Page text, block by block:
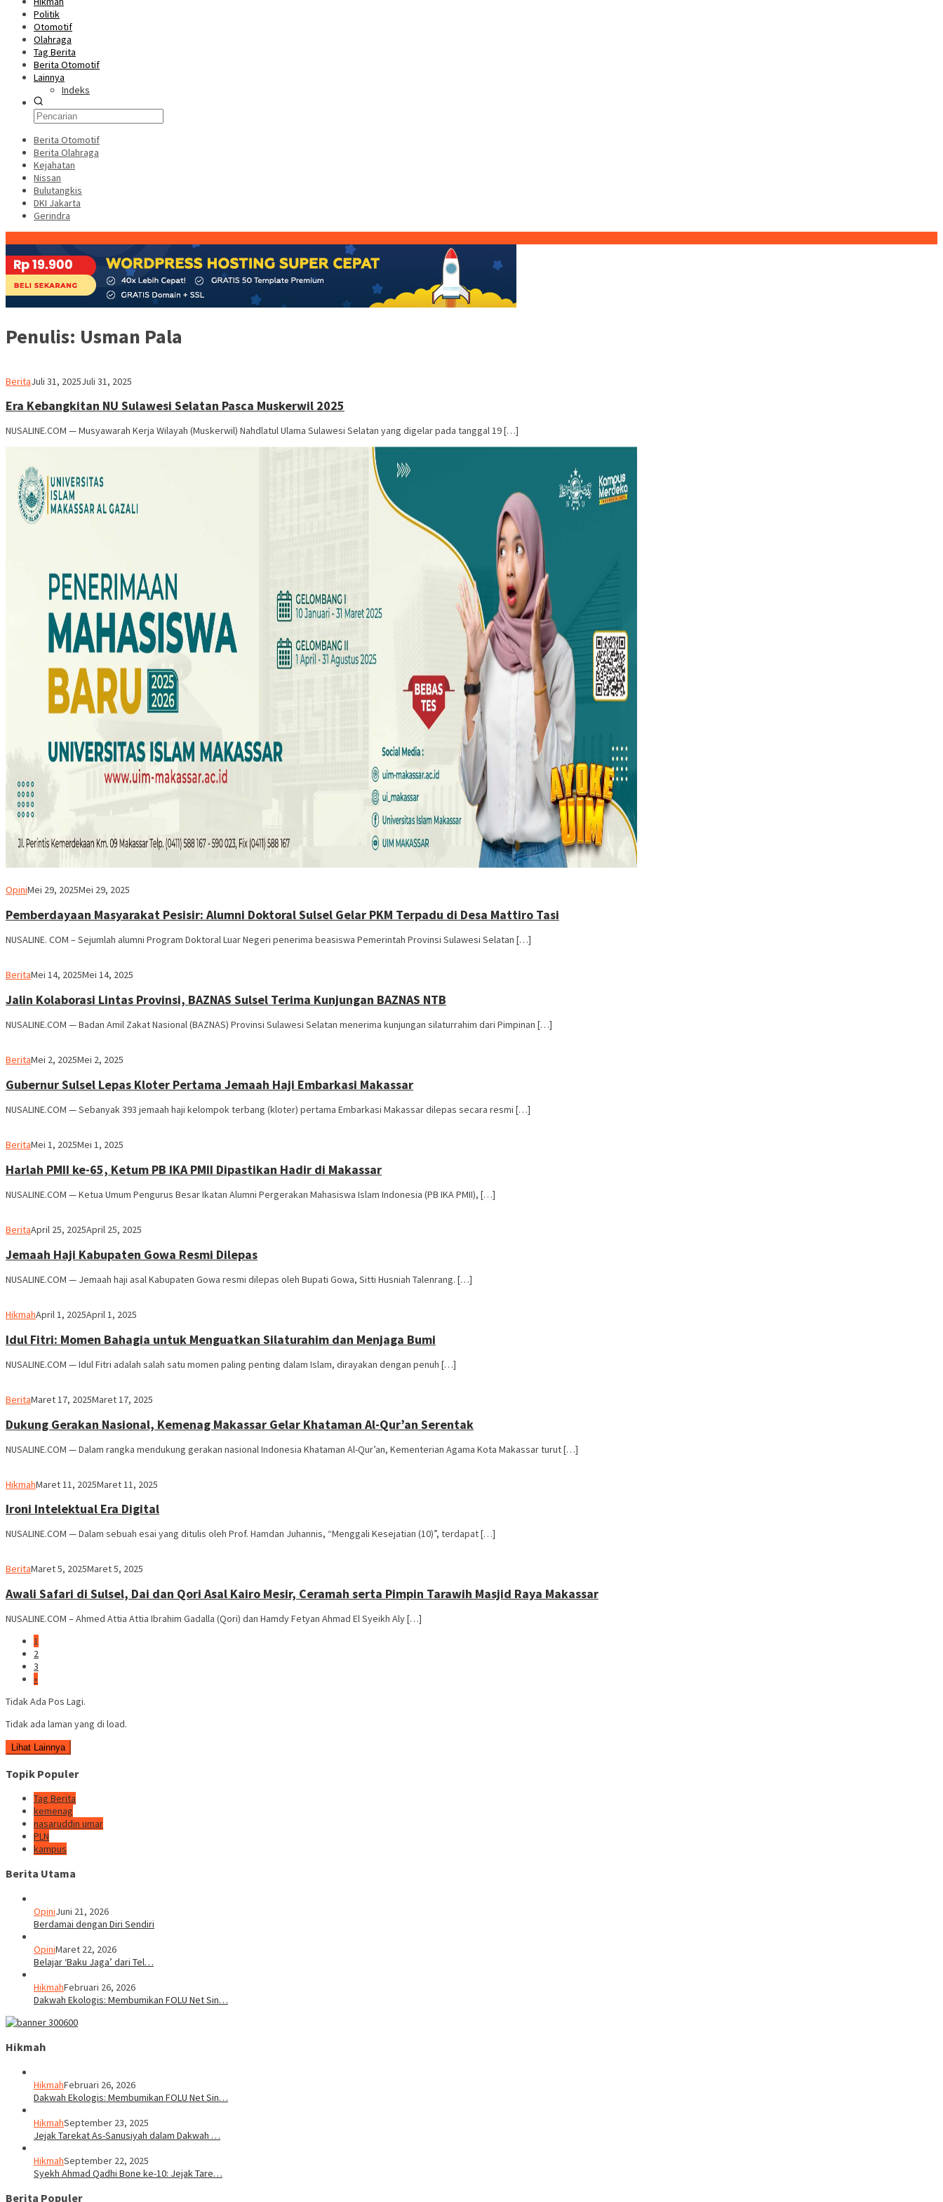
Politik
Otomotif
Olahraga
Tag Berita
Berita Otomotif
Lainnya
Indeks
Berita Otomotif
Berita Olahraga
Kejahatan
Nissan
Bulutangkis
DKI Jakarta
Gerindra
Penulis: Usman Pala
Berita Usman
Juli 31, 2025Juli 31, 2025
Era Kebangkitan NU Sulawesi Selatan Pasca Muskerwil 2025
NUSALINE.COM — Musyawarah Kerja Wilayah (Muskerwil) Nahdlatul Ulama Sulawesi Selatan yang digelar pada tanggal 19 […]
OpiniUsman
Mei 29, 2025Mei 29, 2025
Pemberdayaan Masyarakat Pesisir: Alumni Doktoral Sulsel Gelar PKM Terpadu di Desa Mattiro Tasi
NUSALINE. COM – Sejumlah alumni Program Doktoral Luar Negeri penerima beasiswa Pemerintah Provinsi Sulawesi Selatan […]
BeritaUsman
Mei 14, 2025Mei 14, 2025
Jalin Kolaborasi Lintas Provinsi, BAZNAS Sulsel Terima Kunjungan BAZNAS NTB
NUSALINE.COM — Badan Amil Zakat Nasional (BAZNAS) Provinsi Sulawesi Selatan menerima kunjungan silaturrahim dari Pimpinan […]
BeritaUsman
Mei 2, 2025Mei 2, 2025
Gubernur Sulsel Lepas Kloter Pertama Jemaah Haji Embarkasi Makassar
NUSALINE.COM — Sebanyak 393 jemaah haji kelompok terbang (kloter) pertama Embarkasi Makassar dilepas secara resmi […]
BeritaUsman
Mei 1, 2025Mei 1, 2025
Harlah PMII ke-65, Ketum PB IKA PMII Dipastikan Hadir di Makassar
NUSALINE.COM — Ketua Umum Pengurus Besar Ikatan Alumni Pergerakan Mahasiswa Islam Indonesia (PB IKA PMII), […]
BeritaUsman
April 25, 2025April 25, 2025
Jemaah Haji Kabupaten Gowa Resmi Dilepas
NUSALINE.COM — Jemaah haji asal Kabupaten Gowa resmi dilepas oleh Bupati Gowa, Sitti Husniah Talenrang. […]
HikmahUsman
April 1, 2025April 1, 2025
Idul Fitri: Momen Bahagia untuk Menguatkan Silaturahim dan Menjaga Bumi
NUSALINE.COM — Idul Fitri adalah salah satu momen paling penting dalam Islam, dirayakan dengan penuh […]
BeritaUsman
Maret 17, 2025Maret 17, 2025
Dukung Gerakan Nasional, Kemenag Makassar Gelar Khataman Al-Qur’an Serentak
NUSALINE.COM — Dalam rangka mendukung gerakan nasional Indonesia Khataman Al-Qur’an, Kementerian Agama Kota Makassar turut […]
HikmahUsman
Maret 11, 2025Maret 11, 2025
Ironi Intelektual Era Digital
NUSALINE.COM — Dalam sebuah esai yang ditulis oleh Prof. Hamdan Juhannis, “Menggali Kesejatian (10)”, terdapat […]
BeritaUsman
Maret 5, 2025Maret 5, 2025
Awali Safari di Sulsel, Dai dan Qori Asal Kairo Mesir, Ceramah serta Pimpin Tarawih Masjid Raya Makassar
NUSALINE.COM – Ahmed Attia Attia Ibrahim Gadalla (Qori) dan Hamdy Fetyan Ahmad El Syeikh Aly […]
1
2
3
»
Tidak Ada Pos Lagi.
Tidak ada laman yang di load.
Lihat Lainnya
Topik Populer
Tag Berita
kemenag
nasaruddin umar
PLN
kampus
Berita Utama
OpiniJuni 21, 2026
Berdamai dengan Diri Sendiri
OpiniMaret 22, 2026
Belajar ‘Baku Jaga’ dari Tel…
HikmahFebruari 26, 2026
Dakwah Ekologis: Membumikan FOLU Net Sin…
Hikmah
HikmahFebruari 26, 2026
Dakwah Ekologis: Membumikan FOLU Net Sin…
HikmahSeptember 23, 2025
Jejak Tarekat As-Sanusiyah dalam Dakwah …
HikmahSeptember 22, 2025
Syekh Ahmad Qadhi Bone ke-10: Jejak Tare…
Berita Populer